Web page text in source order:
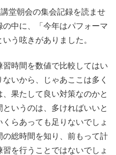
堂朝会の集会記録を読ませ
中に、「今年はパフォーマ
う呟きがありました。
時間を数値で比較してはい
いから、じゃあここは多く
果たして良い対策なのかと
いうのは、多ければいいと
らあっても足りないでしょ
総時間を知り、前もって計
を行うことではないでしょ